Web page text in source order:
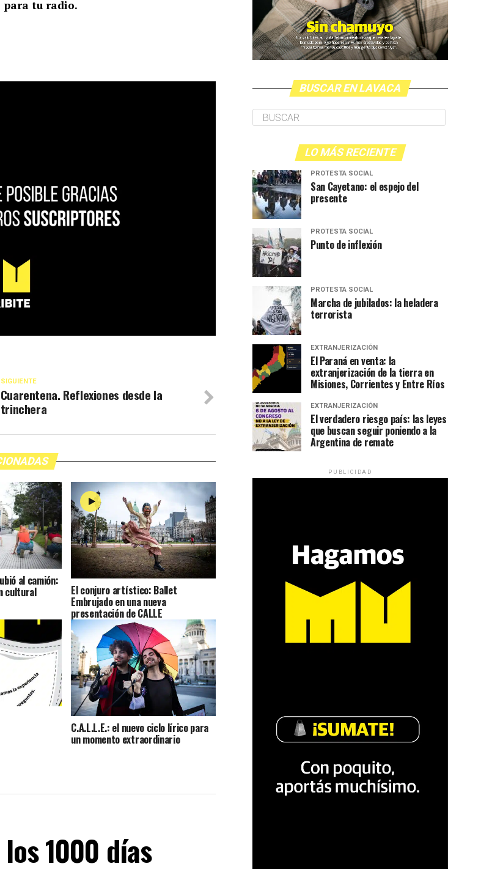
para tu radio.
SIGUIENTE
Cuarentena. Reflexiones desde la
trinchera
al camión:
cultural El conjuro artístico: Ballet
Embrujado en una nueva
presentación de CALLE
C.A.L.L.E.: el nuevo ciclo lírico para
un momento extraordinario
1000 días
BUSCAR EN LAVACA
LO MÁS RECIENTE
PROTESTA SOCIAL
San Cayetano: el espejo del
presente
PROTESTA SOCIAL
Punto de inflexión
PROTESTA SOCIAL
Marcha de jubilados: la heladera
terrorista
EXTRANJERIZACIÓN
El Paraná en venta: la
extranjerización de la tierra en
Misiones, Corrientes y Entre Ríos
EXTRANJERIZACIÓN
El verdadero riesgo país: las leyes
que buscan seguir poniendo a la
Argentina de remate
PUBLICIDAD